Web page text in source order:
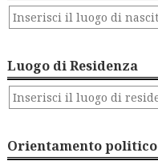
Luogo di Residenza
Orientamento politico